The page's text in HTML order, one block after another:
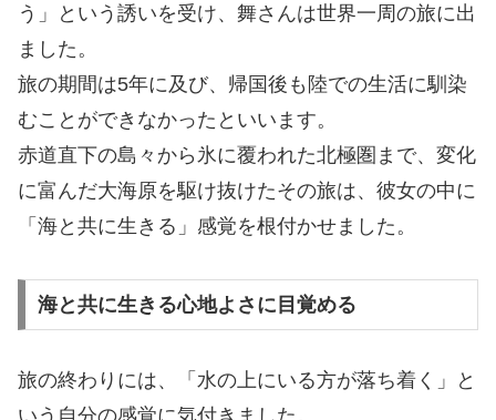
う」という誘いを受け、舞さんは世界一周の旅に出
ました。
旅の期間は5年に及び、帰国後も陸での生活に馴染
むことができなかったといいます。
赤道直下の島々から氷に覆われた北極圏まで、変化
に富んだ大海原を駆け抜けたその旅は、彼女の中に
「海と共に生きる」感覚を根付かせました。
海と共に生きる心地よさに目覚める
旅の終わりには、「水の上にいる方が落ち着く」と